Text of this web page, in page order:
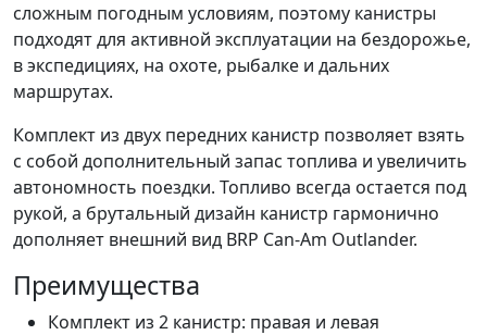
сложным погодным условиям, поэтому канистры
подходят для активной эксплуатации на бездорожье,
в экспедициях, на охоте, рыбалке и дальних
маршрутах.
Комплект из двух передних канистр позволяет взять
с собой дополнительный запас топлива и увеличить
автономность поездки. Топливо всегда остается под
рукой, а брутальный дизайн канистр гармонично
дополняет внешний вид BRP Can-Am Outlander.
Преимущества
Комплект из 2 канистр: правая и левая